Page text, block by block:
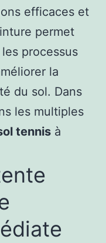
efficaces et
permet
processus
la
du sol. Dans
les multiples
tennis à